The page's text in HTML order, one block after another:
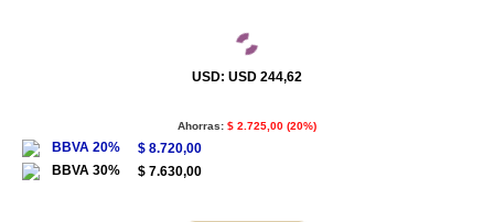
USD: USD 244,62
Ahorras: $ 2.725,00 (20%)
$ 8.720,00
$ 7.630,00